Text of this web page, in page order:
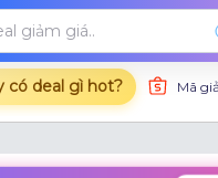
có deal gì hot? Mã